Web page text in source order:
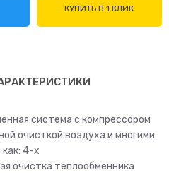
КУПИТЬ В 1 КЛИК
система с компрессором
очисткой воздуха и многими
4-х
очистка теплообменника